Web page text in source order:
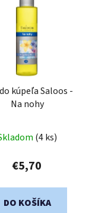
kúpeľa Saloos -
Na nohy
(4 ks)
€5,70
DO KOŠÍKA